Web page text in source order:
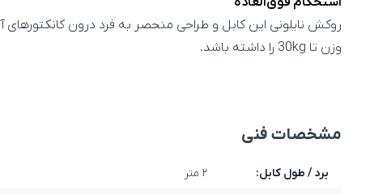
روکش نایلونی این کابل‌ و طراحی منحصر به فرد درون
وزن تا 30kg را داشته‌ باشد.
مشخصات فنی
برد / طول کابل:
۲ متر